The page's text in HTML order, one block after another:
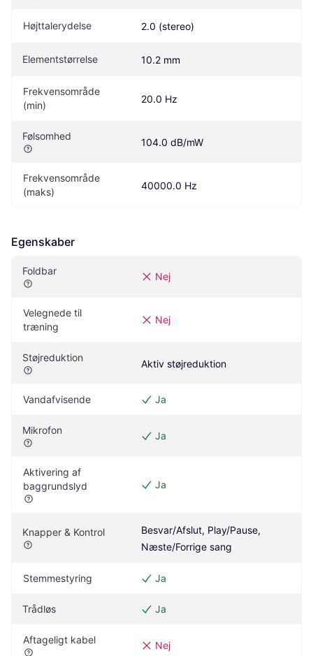
Højttalerydelse 2.0 (stereo)
Elementstørrelse 10.2 mm
Frekvensområde
(min)
20.0 Hz
Følsomhed
104.0 dB/mW
Frekvensområde
(maks)
40000.0 Hz
Egenskaber
Foldbar Nej
Velegnede til
træning
Nej
Støjreduktion
Aktiv støjreduktion
Vandafvisende Ja
Mikrofon Ja
Aktivering af
baggrundslyd
Ja
Knapper & Kontrol
Besvar/Afslut, Play/Pause,
Næste/Forrige sang
Stemmestyring Ja
Trådløs Ja
Aftageligt kabel Nej